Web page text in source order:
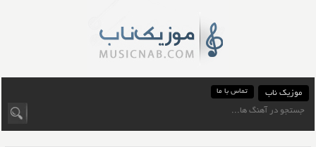
موزیک ناب تماس با ما